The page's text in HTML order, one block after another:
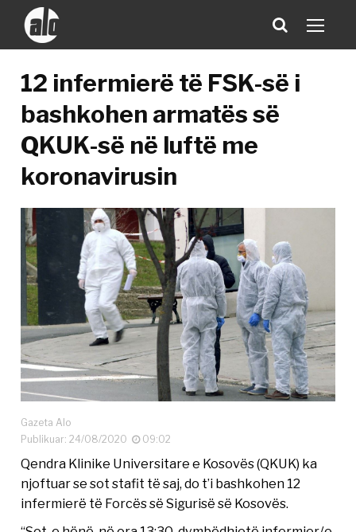
12 infermierë të FSK-së i
bashkohen armatës së
QKUK-së në luftë me
koronavirusin
Gazeta Alo
Publikuar: 24/08/2020
09:02
Qendra Klinike Universitare e Kosovës (QKUK) ka
njoftuar se sot stafit të saj, do t’i bashkohen 12
infermierë të Forcës së Sigurisë së Kosovës.